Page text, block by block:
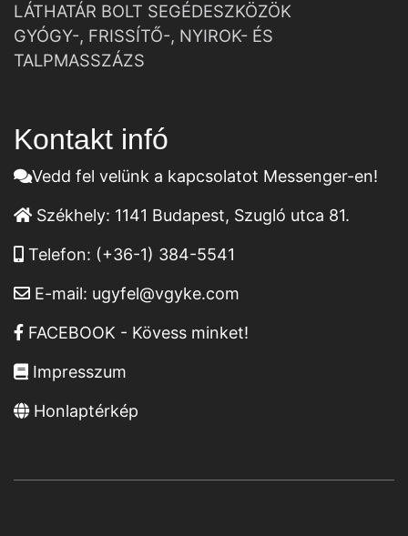
LÁTHATÁR BOLT SEGÉDESZKÖZÖK
GYÓGY-, FRISSÍTŐ-, NYIROK- ÉS
TALPMASSZÁZS
Kontakt infó
Vedd fel velünk a kapcsolatot Messenger-en!
Székhely: 1141 Budapest, Szugló utca 81.
Telefon: (+36-1) 384-5541
E-mail: ugyfel@vgyke.com
FACEBOOK - Kövess minket!
Impresszum
Honlaptérkép